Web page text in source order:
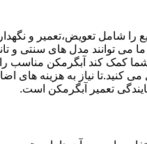
را شامل تعویض،تعمیر و
مدل های سنتی و
شما کمک کند آبگرمکن
نیاز به هزینه های
تعمیر آبگرمکن است.